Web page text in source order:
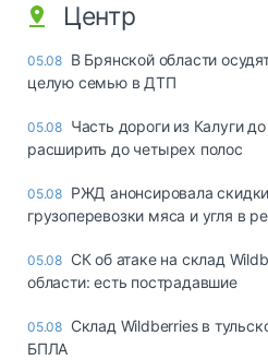
Центр
05.08 В Брянской области
целую семью в ДТП
05.08 Часть дороги из Калуги
расширить до четырех полос
05.08 РЖД анонсировала
грузоперевозки мяса и угля в
05.08 СК об атаке на склад
области: есть пострадавшие
05.08 Склад Wildberries в
БПЛА